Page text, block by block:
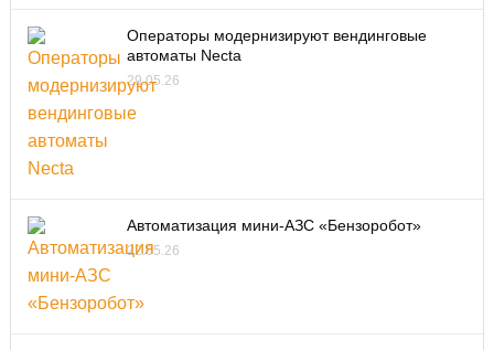
Операторы модернизируют вендинговые
автоматы Necta
29.05.26
Автоматизация мини-АЗС «Бензоробот»
22.05.26